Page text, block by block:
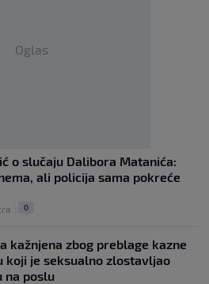
Oglas
o slučaju Dalibora Matanića:
ali policija sama pokreće
0
kažnjena zbog preblage kazne
koji je seksualno zlostavljao
na poslu